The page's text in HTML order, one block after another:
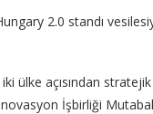
2.0 standı
ülke açısından
İşbirliği